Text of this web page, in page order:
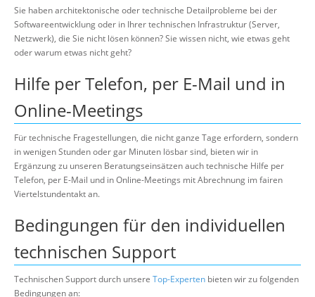
Über uns
Suche
Sie haben architektonische oder technische Detailprobleme bei der
Softwareentwicklung oder in Ihrer technischen Infrastruktur (Server,
Netzwerk), die Sie nicht lösen können? Sie wissen nicht, wie etwas geht
oder warum etwas nicht geht?
Hilfe per Telefon, per E-Mail und in
Online-Meetings
Für technische Fragestellungen, die nicht ganze Tage erfordern, sondern
in wenigen Stunden oder gar Minuten lösbar sind, bieten wir in
Ergänzung zu unseren Beratungseinsätzen auch technische Hilfe per
Telefon, per E-Mail und in Online-Meetings mit Abrechnung im fairen
Viertelstundentakt an.
Bedingungen für den individuellen
technischen Support
Technischen Support durch unsere Top-Experten bieten wir zu folgenden
Bedingungen an: